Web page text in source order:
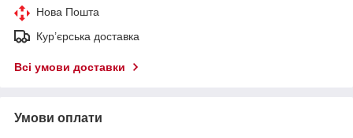
Нова Пошта
Кур’єрська доставка
Всі умови доставки
Умови оплати